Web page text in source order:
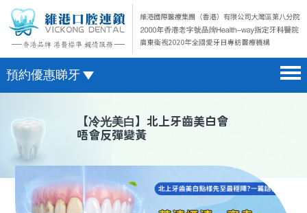
預約優惠睇牙
醫院簡介 hospital introduction
醫生介紹 doctor introduction
醫療新聞 medical news
微信預約
WhatsApp預約
【冷光美白】北上牙齒美白會
唔會反彈變黃